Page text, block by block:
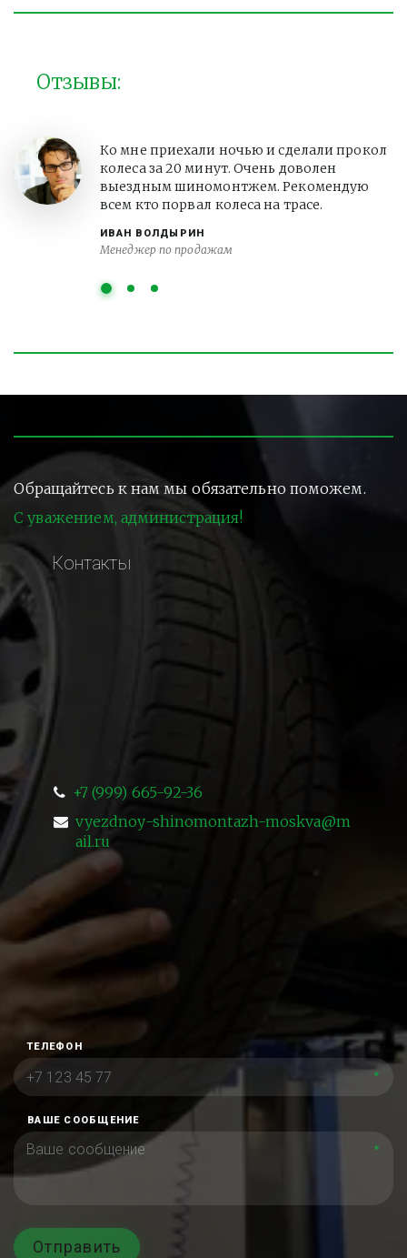
Отзывы:
ИВАН ВОЛДЫРИН
Менеджер по продажам
Ко мне приехали ночью и сделали прокол
колеса за 20 минут. Очень доволен
выездным шиномонтжем. Рекомендую
всем кто порвал колеса на трасе.
Обращайтесь к нам мы обязательно поможем.
С уважением, администрация!
Контакты
+7 (999) 665-92-36
vyezdnoy-shinomontazh-moskva@m
ail.ru
ТЕЛЕФОН
*
ВАШЕ СООБЩЕНИЕ
*
Отправить